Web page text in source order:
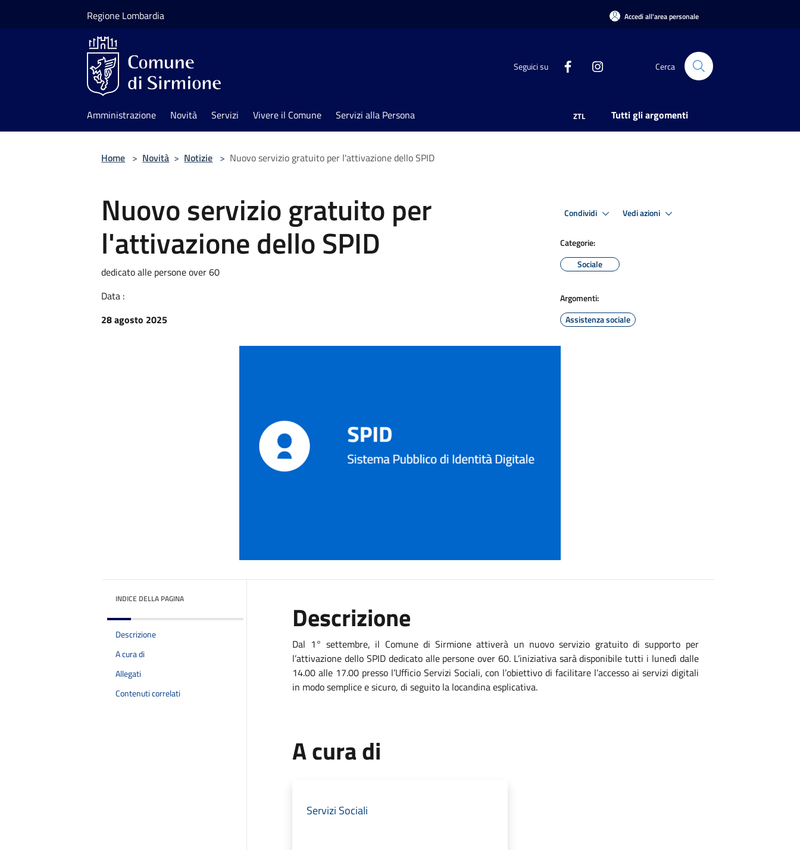
Regione Lombardia Accedi all'area personale
Seguici su Cerca
Amministrazione Novità Servizi Vivere il Comune Servizi alla Persona ZTL Tutti gli argomenti
Home > Novità > Notizie > Nuovo servizio gratuito per l'attivazione dello SPID
Nuovo servizio gratuito per
l'attivazione dello SPID
dedicato alle persone over 60
Data :
28 agosto 2025
Condividi Vedi azioni
Categorie:
Sociale
Argomenti:
Assistenza sociale
INDICE DELLA PAGINA
Descrizione
A cura di
Allegati
Contenuti correlati
Descrizione
Dal 1° settembre, il Comune di Sirmione attiverà un nuovo servizio gratuito di supporto per
l’attivazione dello SPID dedicato alle persone over 60. L’iniziativa sarà disponibile tutti i lunedì dalle
14.00 alle 17.00 presso l’Ufficio Servizi Sociali, con l’obiettivo di facilitare l’accesso ai servizi digitali
in modo semplice e sicuro, di seguito la locandina esplicativa.
A cura di
Servizi Sociali